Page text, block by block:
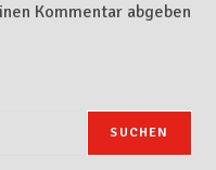
Kommentar abgeben
SUCHEN